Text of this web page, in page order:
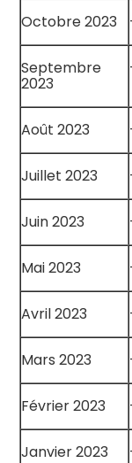
Octobre 2023
Septembre
2023
Août 2023
Juillet 2023
Juin 2023
Mai 2023
Avril 2023
Mars 2023
Février 2023
Janvier 2023